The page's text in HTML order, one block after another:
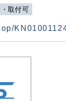
取付可